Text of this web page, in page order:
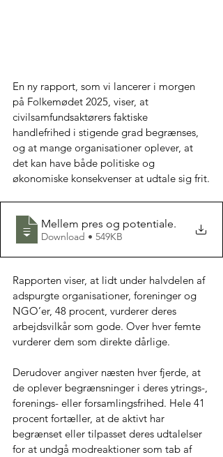
En ny rapport, som vi lancerer i morgen
på Folkemødet 2025, viser, at
civilsamfundsaktørers faktiske
handlefrihed i stigende grad begrænses,
og at mange organisationer oplever, at
det kan have både politiske og
økonomiske konsekvenser at udtale sig frit.
Mellem pres og potentiale.
Download • 549KB
Rapporten viser, at lidt under halvdelen af
adspurgte organisationer, foreninger og
NGO’er, 48 procent, vurderer deres
arbejdsvilkår som gode. Over hver femte
vurderer dem som direkte dårlige.
Derudover angiver næsten hver fjerde, at
de oplever begrænsninger i deres ytrings-,
forenings- eller forsamlingsfrihed. Hele 41
procent fortæller, at de aktivt har
begrænset eller tilpasset deres udtalelser
for at undgå modreaktioner som tab af